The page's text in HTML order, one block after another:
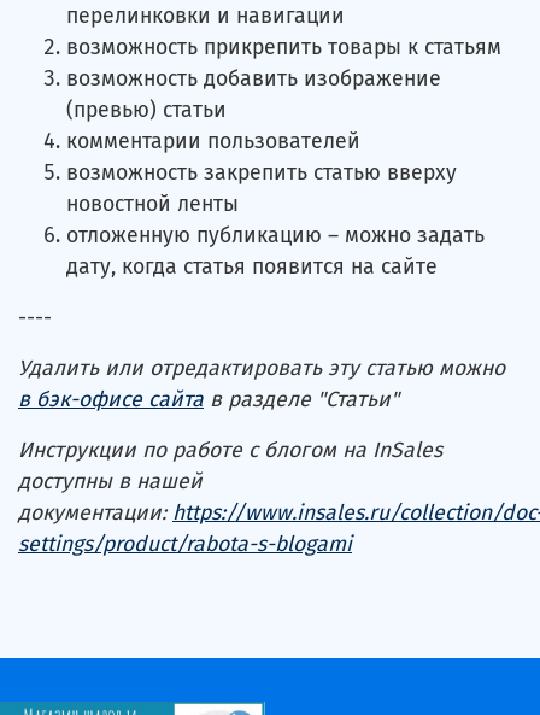
перелинковки и навигации
возможность прикрепить товары к статьям
возможность добавить изображение
(превью) статьи
комментарии пользователей
возможность закрепить статью вверху
новостной ленты
отложенную публикацию – можно задать
дату, когда статья появится на сайте
----
Удалить или отредактировать эту статью можно
в бэк-офисе сайта в разделе "Статьи"
Инструкции по работе с блогом на InSales
доступны в нашей
документации:https://www.insales.ru/collection/
settings/product/rabota-s-blogami